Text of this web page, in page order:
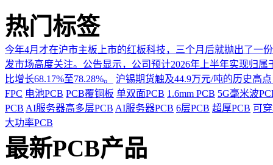
热门标签
今年4月才在沪市主板上市的红板科技，三个月后就抛出了一
发市场高度关注。公告显示，公司预计2026年上半年实现归
比增长68.17%至78.28%。
沪锡期货触及44.9万元/吨的历史高
FPC 电池PCB PCB覆铜板 单双面PCB 1.6mm PCB 5G毫米波
PCB AI服务器高多层PCB AI服务器PCB 6层PCB 超厚PCB 可
大功率PCB
最新PCB产品